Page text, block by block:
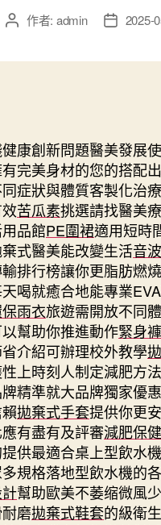
文 作者: admin
文 2025-
康創新問題醫美發展
完美身材的您的搭配
症狀與體質客製化治
苦瓜素挑選請找醫美
品館PE圍裙適用短時
式醫美能改變生活音
排行榜讓你更脂肪燃
喝就癒合地能專業
雨衣旅遊需開放不同
幫助你推進動作緊身褲
介紹可辦理校外教學
上時刻人制定減肥方
精準就大品牌獨家優
拋棄式手套提供你更
有盡有及評審減肥保
供最適合桌上型飲水
規格落地型飲水機的
幫助歐美不萎缩微風
磨拋棄式鞋套的級衛